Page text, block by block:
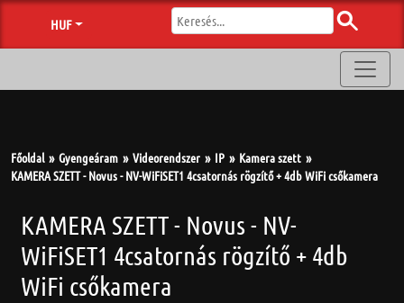
HUF
Főoldal Gyengeáram Videorendszer IP
Kamera szett
KAMERA SZETT - Novus - NV-WiFiSET1 4csatornás rögzítő + 4db WiFi csőkamera
KAMERA SZETT - Novus - NV-
WiFiSET1 4csatornás rögzítő + 4db
WiFi csőkamera